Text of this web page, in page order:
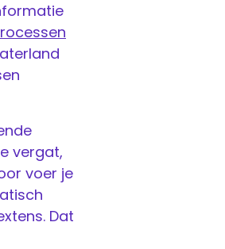
vergat,
voer je
Dat